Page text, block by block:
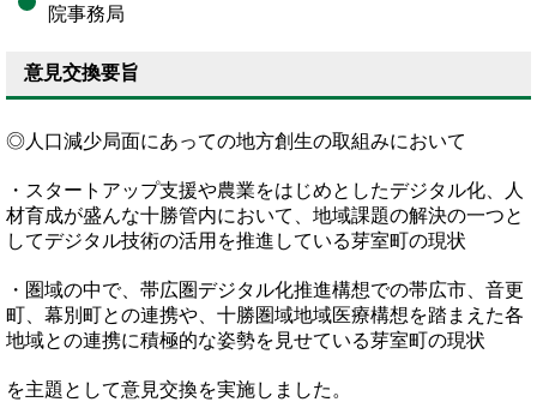
院事務局
意見交換要旨
◎人口減少局面にあっての地方創生の取組みにおいて
・スタートアップ支援や農業をはじめとしたデジタル化、人
材育成が盛んな十勝管内において、地域課題の解決の一つと
してデジタル技術の活用を推進している芽室町の現状
・圏域の中で、帯広圏デジタル化推進構想での帯広市、音更
町、幕別町との連携や、十勝圏域地域医療構想を踏まえた各
地域との連携に積極的な姿勢を見せている芽室町の現状
を主題として意見交換を実施しました。